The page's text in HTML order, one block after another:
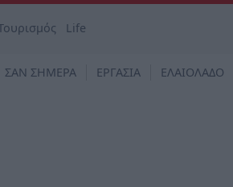
Life
ΣΑΝ ΣΗΜΕΡΑ ΕΡΓΑΣΙΑ ΕΛΑΙΟΛΑΔΟ